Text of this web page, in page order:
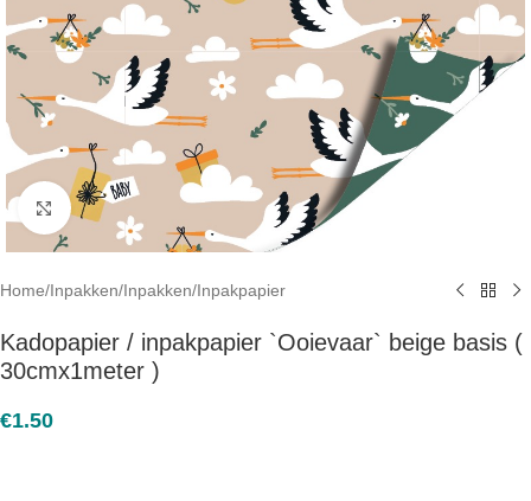
Click to enlarge
Home/Inpakken/Inpakken/Inpakpapier
Kadopapier / inpakpapier `Ooievaar` beige basis (
30cmx1meter )
€1.50